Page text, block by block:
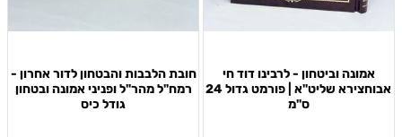
אמונה וביטחון - לרבינו דוד חי
אבוחצירא שליט"א | פורמט גדול 24
ס"מ
חובת הלבבות והבטחון לדור אחרון -
רמח"ל מהר"ל ופניני אמונה ובטחון
גודל כיס